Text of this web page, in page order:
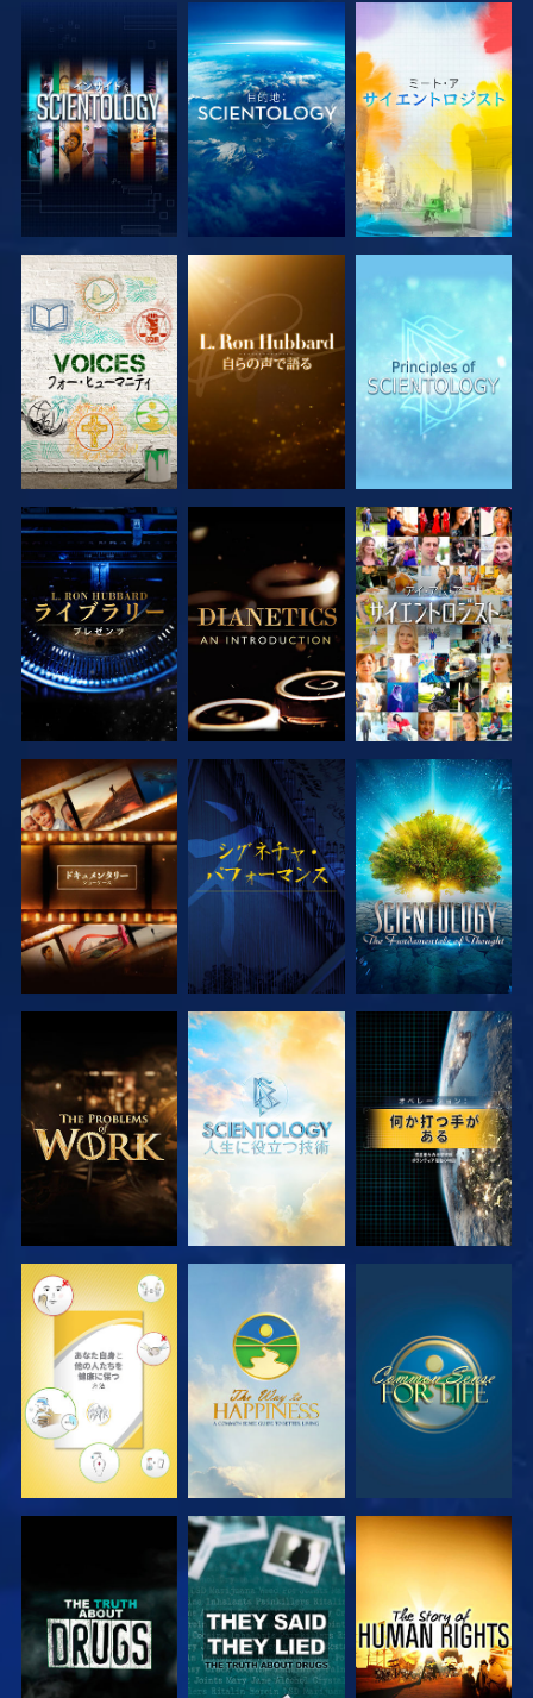
シリーズを探求 シリーズを探求 シリーズを探求
シリーズを探求 シリーズを探求 観る
シリーズを探求 観る シリーズを探求
シリーズを探求 シリーズを探求 観る
観る 観る 観る
観る 観る